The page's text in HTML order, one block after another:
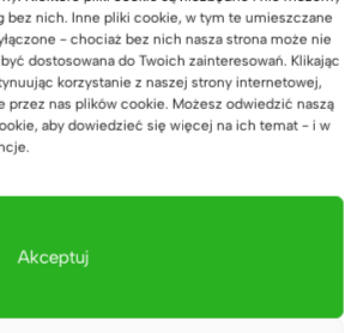
bez nich. Inne pliki cookie, w tym te umieszczane
- chociaż bez nich nasza strona może nie
dostosowana do Twoich zainteresowań. Klikając
korzystanie z naszej strony internetowej,
przez nas plików cookie. Możesz odwiedzić naszą
aby dowiedzieć się więcej na ich temat - i w
Akceptuj
zestawu. Można dokupić je w zakładce